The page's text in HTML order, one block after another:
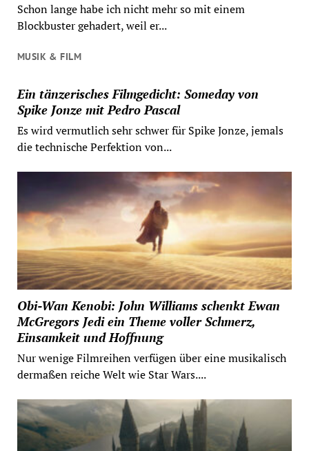
Schon lange habe ich nicht mehr so mit einem
Blockbuster gehadert, weil er...
MUSIK & FILM
Ein tänzerisches Filmgedicht: Someday von
Spike Jonze mit Pedro Pascal
Es wird vermutlich sehr schwer für Spike Jonze, jemals
die technische Perfektion von...
Obi-Wan Kenobi: John Williams schenkt Ewan
McGregors Jedi ein Theme voller Schmerz,
Einsamkeit und Hoffnung
Nur wenige Filmreihen verfügen über eine musikalisch
dermaßen reiche Welt wie Star Wars....